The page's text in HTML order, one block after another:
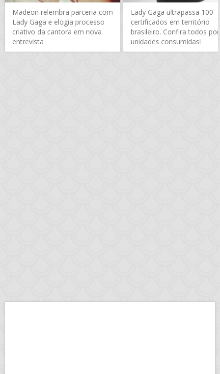
Madeon relembra parceria com
Lady Gaga e elogia processo
criativo da cantora em nova
entrevista
Lady Gaga ultrapassa 100
certificados em território
brasileiro. Confira todos por
unidades consumidas!